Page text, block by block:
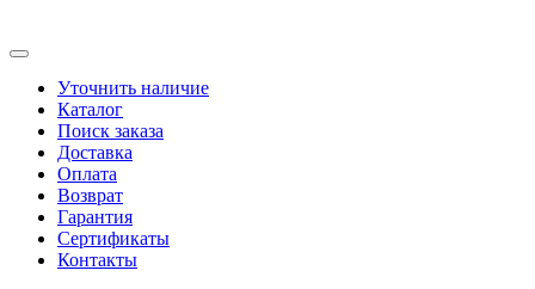
Уточнить наличие
Каталог
Поиск заказа
Доставка
Оплата
Возврат
Гарантия
Сертификаты
Контакты